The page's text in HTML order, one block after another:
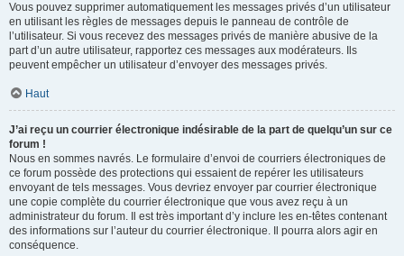
Vous pouvez supprimer automatiquement les messages privés d’un utilisateur
en utilisant les règles de messages depuis le panneau de contrôle de
l’utilisateur. Si vous recevez des messages privés de manière abusive de la
part d’un autre utilisateur, rapportez ces messages aux modérateurs. Ils
peuvent empêcher un utilisateur d’envoyer des messages privés.
Haut
J’ai reçu un courrier électronique indésirable de la part de quelqu’un sur ce
forum !
Nous en sommes navrés. Le formulaire d’envoi de courriers électroniques de
ce forum possède des protections qui essaient de repérer les utilisateurs
envoyant de tels messages. Vous devriez envoyer par courrier électronique
une copie complète du courrier électronique que vous avez reçu à un
administrateur du forum. Il est très important d’y inclure les en-têtes contenant
des informations sur l’auteur du courrier électronique. Il pourra alors agir en
conséquence.